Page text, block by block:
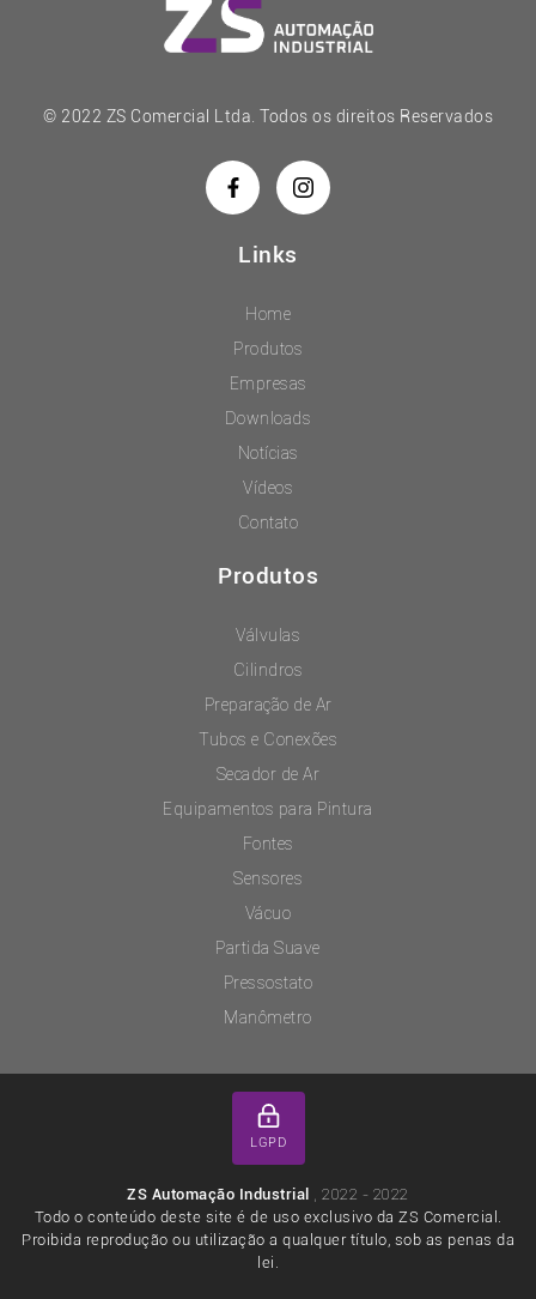
© 2022 ZS Comercial Ltda. Todos os direitos Reservados
Links
Home
Produtos
Empresas
Downloads
Notícias
Vídeos
Contato
Produtos
Válvulas
Cilindros
Preparação de Ar
Tubos e Conexões
Secador de Ar
Equipamentos para Pintura
Fontes
Sensores
Vácuo
Partida Suave
Pressostato
Manômetro
LGPD
ZS Automação Industrial , 2022 - 2022
Todo o conteúdo deste site é de uso exclusivo da ZS Comercial.
Proibida reprodução ou utilização a qualquer título, sob as penas da
lei.